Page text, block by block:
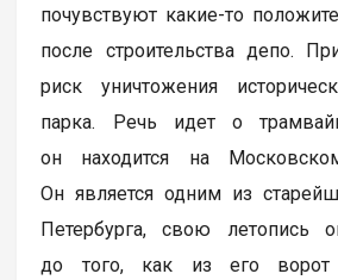
почувствуют какие-то
после строительства депо.
риск уничтожения
парка. Речь идет о
он находится на
Он является одним из
Петербурга, свою летопись
до того, как из его